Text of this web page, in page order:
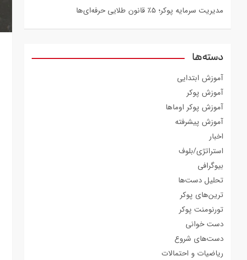
مدیریت سرمایه پوکر؛ ۵٪ قانون طلایی حرفه‌ای‌ها
دسته‌ها
آموزش ابتدایی
آموزش پوکر
آموزش پوکر اوماها
آموزش پیشرفته
اخبار
استراتژی/بلوف
بیوگرافی
تحلیل دست‌ها
ترین‌های پوکر
تورنومنت پوکر
دست خوانی
دست‌های شروع
ریاضیات و احتمالات